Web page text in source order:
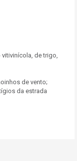
de trigo,
de vento;
da estrada